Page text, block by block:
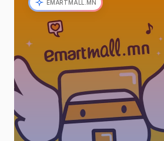
EMARTMALL.MN